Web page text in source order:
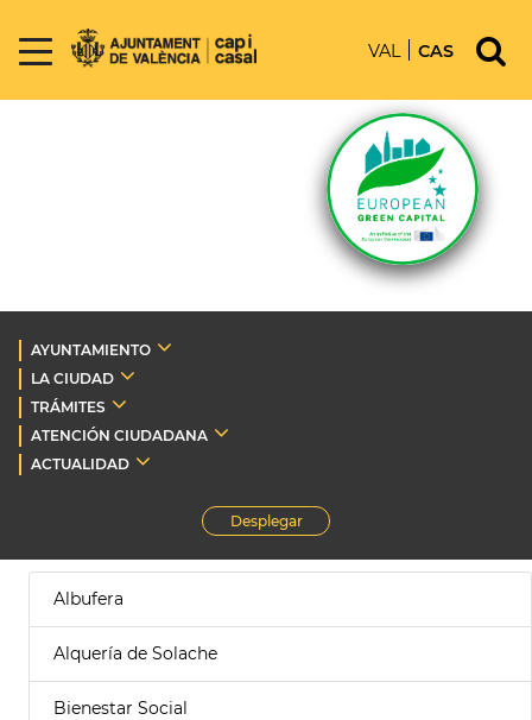
VAL CAS
AYUNTAMIENTO
LA CIUDAD
TRÁMITES
ATENCIÓN CIUDADANA
ACTUALIDAD
Desplegar
Albufera
Alquería de Solache
Bienestar Social